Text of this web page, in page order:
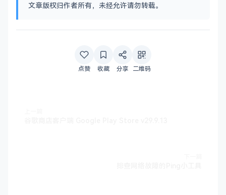
文章版权归作者所有，未经允许请勿转载。
点赞 收藏 分享 二维码